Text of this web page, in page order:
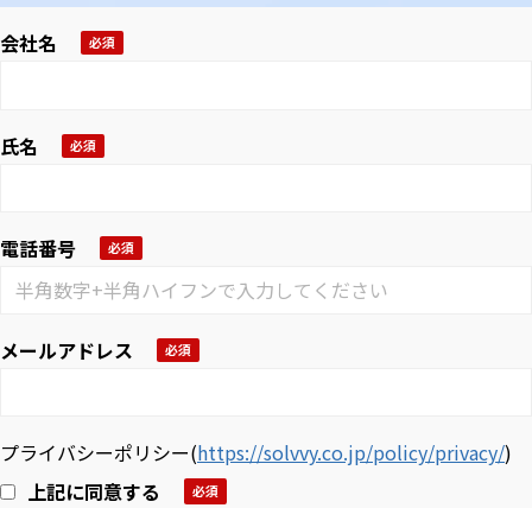
会社名
氏名
電話番号
メールアドレス
プライバシーポリシー(https://solvvy.co.jp/policy/privacy/)
上記に同意する